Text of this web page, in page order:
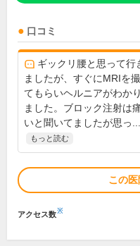
口コミ
ギックリ腰と思って行
ましたが、すぐにMRIを
てもらいヘルニアがわかり
ました。ブロック注射は
いと聞いてましたが思っ...
もっと読む
この
アクセス数※